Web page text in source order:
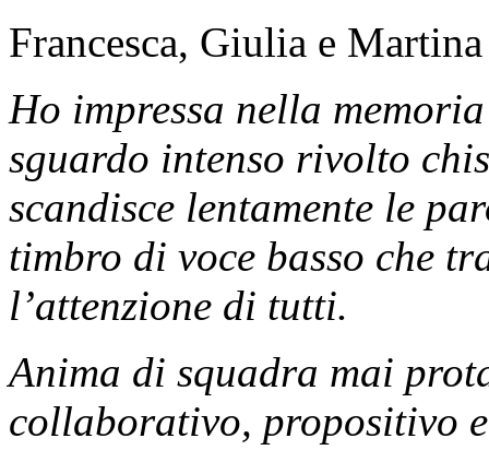
Francesca, Giulia e Martina
Ho impressa nella
sguardo intenso rivolto
scandisce lentamente le
timbro di voce basso che
l’attenzione di tutti.
Anima di squadra mai
collaborativo, propositivo